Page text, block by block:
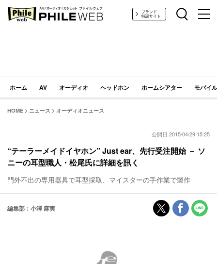
PHILE WEB｜AV/オーディオ/ガジェットブランド
特設サイト
ホーム AV オーディオ ヘッドホン ホームシアター モバイ
HOME > ニュース > オーディオニュース
公開日 2015/04/29 15:25
“テーラーメイドイヤホン” Just ear、先行受注開始 － ソ
ニーの耳型職人・松尾氏に詳細を訊く
門外不出の専用器具で耳型採取、マイスターの手作業で製作
編集部：小澤 麻実